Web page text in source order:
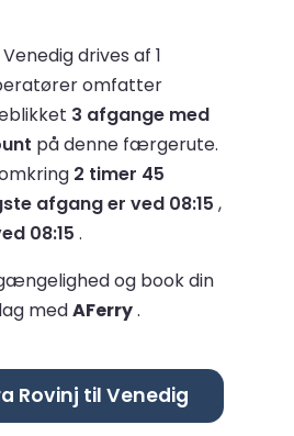
drives af 1
omfatter
3 afgange med
på denne færgerute.
2 timer 45
afgang er ved 08:15 ,
08:15 .
og book din
medAFerry.
Rovinj til Venedig